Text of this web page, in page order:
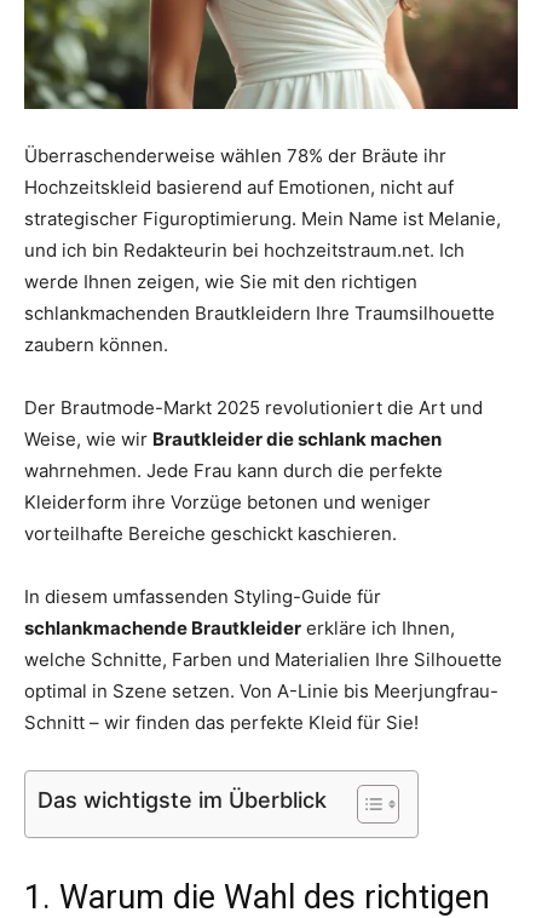
rund
das
Hochzeit
Überraschenderweise wählen 78% der Bräute ihr
Hochzeitskleid basierend auf Emotionen, nicht auf
strategischer Figuroptimierung. Mein Name ist Melanie,
und ich bin Redakteurin bei hochzeitstraum.net. Ich
werde Ihnen zeigen, wie Sie mit den richtigen
schlankmachenden Brautkleidern Ihre Traumsilhouette
zaubern können.
Der Brautmode-Markt 2025 revolutioniert die Art und
Weise, wie wir Brautkleider die schlank machen
wahrnehmen. Jede Frau kann durch die perfekte
Kleiderform ihre Vorzüge betonen und weniger
vorteilhafte Bereiche geschickt kaschieren.
In diesem umfassenden Styling-Guide für
schlankmachende Brautkleider erkläre ich Ihnen,
welche Schnitte, Farben und Materialien Ihre Silhouette
optimal in Szene setzen. Von A-Linie bis Meerjungfrau-
Schnitt – wir finden das perfekte Kleid für Sie!
Das wichtigste im Überblick
1. Warum die Wahl des richtigen